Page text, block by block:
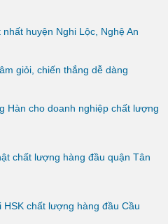
huyện Nghi Lộc, Nghệ An
giỏi, chiến thắng dễ dàng
Hàn cho doanh nghiệp chất lượng
chất lượng hàng đầu quận Tân
HSK chất lượng hàng đầu Cầu